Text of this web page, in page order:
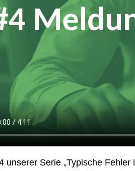
unserer Serie „Typische